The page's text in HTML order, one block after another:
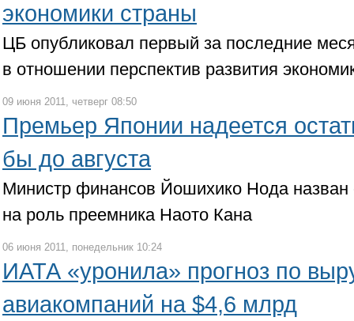
экономики страны
ЦБ опубликовал первый за последние
в отношении перспектив развития
09 июня 2011, четверг 08:50
Премьер Японии надеется
бы до августа
Министр финансов Йошихико Нода
на роль преемника Наото Кана
06 июня 2011, понедельник 10:24
ИАТА «уронила» прогноз по
авиакомпаний на $4,6 млрд